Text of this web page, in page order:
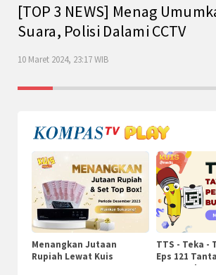
[TOP 3 NEWS] Menag
Suara, Polisi Dalami CCTV
10 Maret 2024, 23:17 WIB
Menangkan Jutaan
Rupiah Lewat Kuis
TTS - Teka -
Eps 121
Pengetahuan